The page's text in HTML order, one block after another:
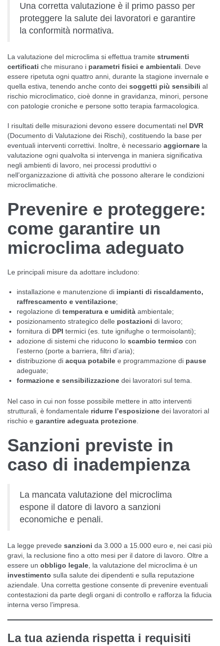
Una corretta valutazione è il primo passo per
proteggere la salute dei lavoratori e garantire
la conformità normativa.
La valutazione del microclima si effettua tramite strumenti
certificati che misurano i parametri fisici e ambientali . Deve
essere ripetuta ogni quattro anni, durante la stagione invernale e
quella estiva, tenendo anche conto dei soggetti più sensibili al
rischio microclimatico, cioè donne in gravidanza, minori, persone
con patologie croniche e persone sotto terapia farmacologica.
I risultati delle misurazioni devono essere documentati nel DVR
(Documento di Valutazione dei Rischi), costituendo la base per
eventuali interventi correttivi. Inoltre, è necessario aggiornare la
valutazione ogni qualvolta si intervenga in maniera significativa
negli ambienti di lavoro, nei processi produttivi o
nell’organizzazione di attività che possono alterare le condizioni
microclimatiche.
Prevenire e proteggere:
come garantire un
microclima adeguato
Le principali misure da adottare includono:
installazione e manutenzione di impianti di riscaldamento,
raffrescamento e ventilazione;
regolazione di temperatura e umiditàambientale;
posizionamento strategico delle postazioni di lavoro;
fornitura di DPI termici (es. tute ignifughe o termoisolanti);
adozione di sistemi che riducono lo scambio termico con
l’esterno (porte a barriera, filtri d’aria);
distribuzione diacqua potabilee programmazione di pause
adeguate;
formazione e sensibilizzazione dei lavoratori sul tema.
Nel caso in cui non fosse possibile mettere in atto interventi
strutturali, è fondamentale ridurre l’esposizione dei lavoratori al
rischio e garantire adeguata protezione
Sanzioni previste in
caso di inadempienza
La mancata valutazione del microclima
espone il datore di lavoro a sanzioni
economiche e penali.
La legge prevede sanzioni da 3.000 a 15.000 euro e, nei casi più
gravi, la reclusione fino a otto mesi per il datore di lavoro. Oltre a
essere un obbligo legale , la valutazione del microclima è un
investimento sulla salute dei dipendenti e sulla reputazione
aziendale. Una corretta gestione consente di prevenire eventuali
contestazioni da parte degli organi di controllo e rafforza la fiducia
interna verso l’impresa.
La tua azienda rispetta i requisiti